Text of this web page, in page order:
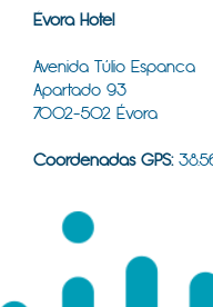
Évora Hotel
Avenida Túlio Espanca
Apartado 93
7002-502 Évora
Coordenadas GPS: